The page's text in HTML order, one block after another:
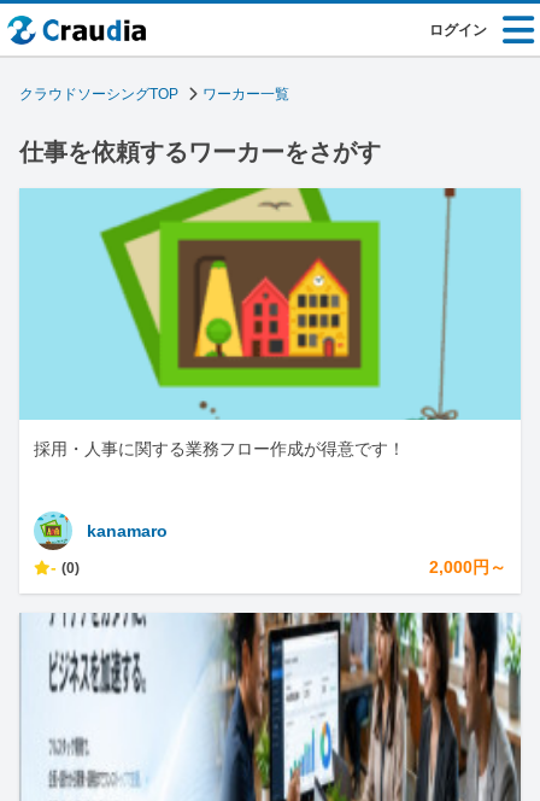
ログイン
クラウドソーシングTOP ワーカー一覧
仕事を依頼するワーカーをさがす
採用・人事に関する業務フロー作成が得意です！
kanamaro
- (0) 2,000円～